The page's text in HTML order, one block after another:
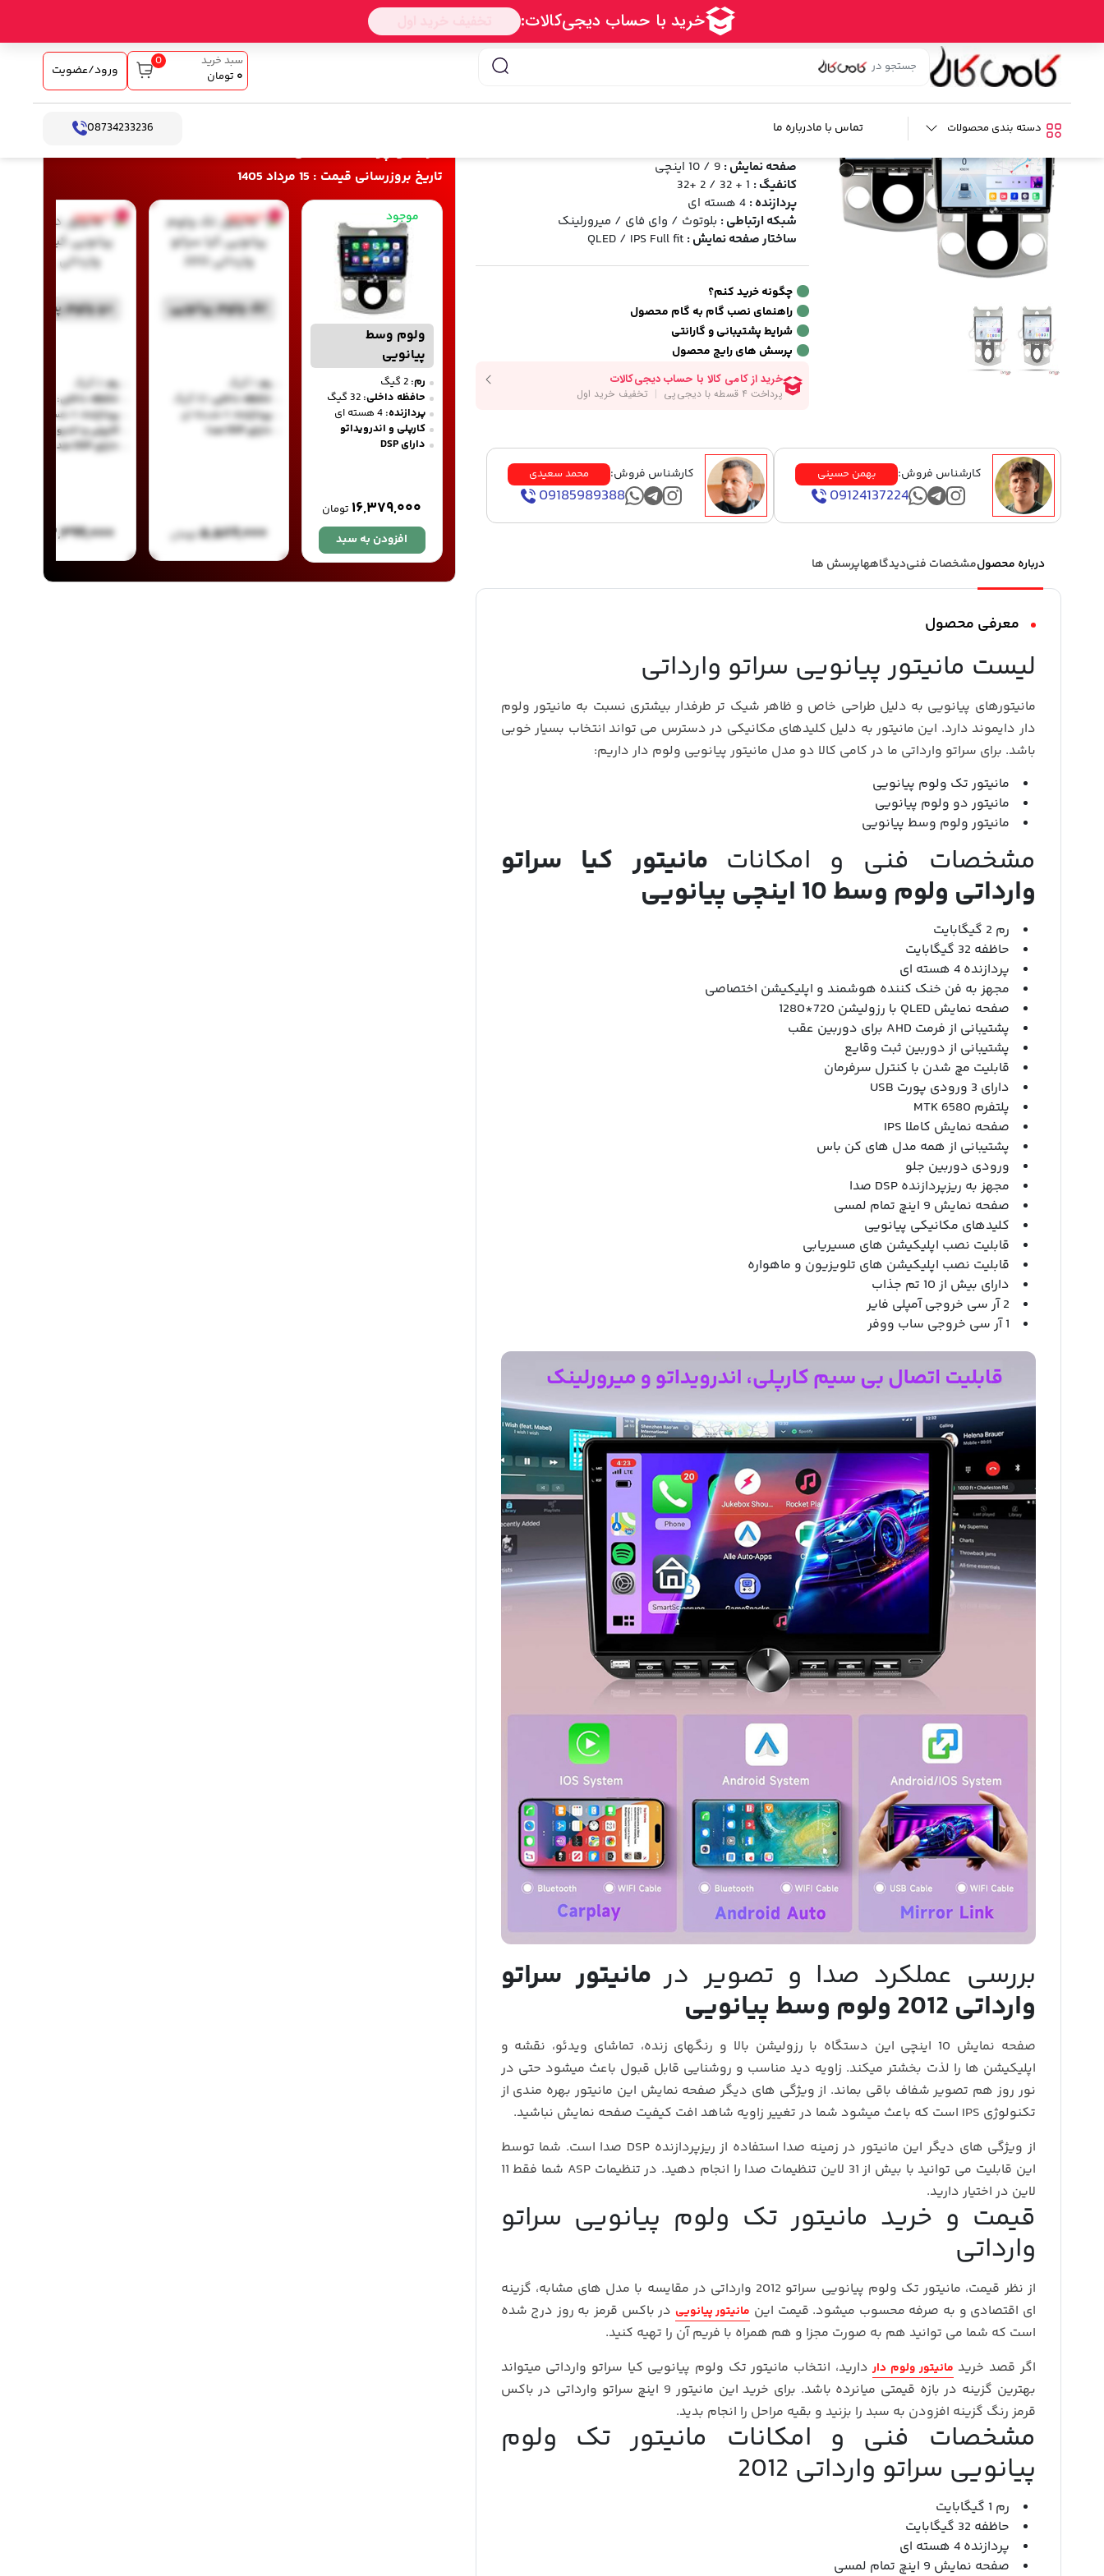
0
۰ تومان
سبد خرید
ورود/عضویت
دسته بندی محصولات تماس با مادرباره ما 08734233236
مانیتور اندروید 9 اینچی / مانیتور پیانویی کیا سراتو وارداتی 2012
صفحه نمایش : 9 / 10 اینچی
کانفیگ : 1 + 32 / 2 +32
پردازنده : 4 هسته ای
شبکه ارتباطی : بلوتوث / وای فای / میرورلینک
ساختار صفحه نمایش : QLED / IPS Full fit
چگونه خرید کنم؟
راهنمای نصب گام به گام محصول
شرایط پشتیبانی و گارانتی
پرسش های رایج محصول
کارشناس فروش: بهمن حسینی
09124137224
کارشناس فروش: محمد سعیدی
09185989388
درباره محصولمشخصات فنیدیدگاههاپرسش ها
معرفی محصول
لیست مانیتور پیانویی سراتو وارداتی
مانیتورهای پیانویی به دلیل طراحی خاص و ظاهر شیک تر طرفدار بیشتری نسبت به مانیتور ولوم
دار دایموند دارد. این مانیتور به دلیل کلیدهای مکانیکی در دسترس می تواند انتخاب بسیار خوبی
باشد. برای سراتو وارداتی ما در کامی کالا دو مدل مانیتور پیانویی ولوم دار داریم:
مانیتور تک ولوم پیانویی
مانیتور دو ولوم پیانویی
مانیتور ولوم وسط پیانویی
مشخصات فنی و امکانات مانیتور کیا سراتو
وارداتی ولوم وسط 10 اینچی پیانویی
رم 2 گیگابایت
حاظفه 32 گیگابایت
پردازنده 4 هسته ای
مجهز به فن خنک کننده هوشمند و اپلیکیشن اختصاصی
صفحه نمایش QLED با رزولیشن 720*1280
پشتیبانی از فرمت AHD برای دوربین عقب
پشتیبانی از دوربین ثبت وقایع
قابلیت مچ شدن با کنترل سرفرمان
دارای 3 ورودی پورت USB
پلتفرم MTK 6580
صفحه نمایش کاملا IPS
پشتیبانی از همه مدل های کن باس
ورودی دوربین جلو
مجهز به ریزپردازنده DSP صدا
صفحه نمایش 9 اینچ تمام لمسی
کلیدهای مکانیکی پیانویی
قابلیت نصب اپلیکیشن های مسیریابی
قابلیت نصب اپلیکیشن های تلویزیون و ماهواره
دارای بیش از 10 تم جذاب
2 آر سی خروجی آمپلی فایر
1 آر سی خروجی ساب ووفر
بررسی عملکرد صدا و تصویر در مانیتور سراتو
وارداتی 2012 ولوم وسط پیانویی
صفحه‌ نمایش 10 اینچی این دستگاه با رزولیشن بالا و رنگهای زنده، تماشای ویدئو، نقشه و
اپلیکیشن‌ ها را لذت‌ بخشتر میکند. زاویه دید مناسب و روشنایی قابل‌ قبول باعث میشود حتی در
نور روز هم تصویر شفاف باقی بماند. از ویژگی های دیگر صفحه نمایش این مانیتور بهره مندی از
تکنولوژی IPS است که باعث میشود شما در تغییر زاویه شاهد افت کیفیت صفحه نمایش نباشید.
از ویژگی های دیگر این مانیتور در زمینه صدا استفاده از ریزپردازنده DSP صدا است. شما توسط
این قابلیت می توانید با بیش از 31 لاین تنظیمات صدا را انجام دهید. در تنظیمات ASP شما فقط 11
لاین در اختیار دارید.
قیمت و خرید مانیتور تک ولوم پیانویی سراتو
وارداتی
از نظر قیمت، مانیتور تک ولوم پیانویی سراتو 2012 وارداتی در مقایسه با مدل‌ های مشابه، گزینه‌
ای اقتصادی و به‌ صرفه محسوب میشود. قیمت این مانیتور پیانویی در باکس قرمز به روز درج شده
است که شما می توانید هم به صورت مجزا و هم همراه با فریم آن را تهیه کنید.
اگر قصد خرید مانیتور ولوم داردارید، انتخاب مانیتور تک ولوم پیانویی کیا سراتو وارداتی میتواند
بهترین گزینه در بازه قیمتی میانرده باشد. برای خرید این مانیتور 9 اینچ سراتو وارداتی در باکس
قرمز رنگ گزینه افزودن به سبد را بزنید و بقیه مراحل را انجام بدید.
مشخصات فنی و امکانات مانیتور تک ولوم
پیانویی سراتو وارداتی 2012
رم 1 گیگابایت
حاظفه 32 گیگابایت
پردازنده 4 هسته ای
صفحه نمایش 9 اینچ تمام لمسی
تاریخ بروزرسانی قیمت : 15 مرداد 1405
موجود
ولوم وسط
پیانویی
رم: 2 گیگ
حافظه داخلی: 32 گیگ
پردازنده: 4 هسته ای
کارپلی و اندرویداتو
دارای DSP
۱۶,۳۷۹,۰۰۰ تومان
افزودن به سبد
ناموجود
تک ولوم پیانویی
رم:1 گیگ
حافظه داخلی:
پردازنده:
دارای DSP صدا
۵,۵۸۹,۰۰۰ تومان
ناموجود
دو ولوم پیانویی
رم:
حافظه داخلی:
پردازنده:
کارپلی و اندروید اتو
دارای DSP صدا
۱۲,۳۹۹,۰۰۰